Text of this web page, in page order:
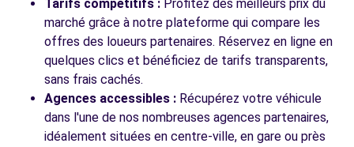
Tarifs compétitifs : Profitez des meilleurs prix du
marché grâce à notre plateforme qui compare les
offres des loueurs partenaires. Réservez en ligne en
quelques clics et bénéficiez de tarifs transparents,
sans frais cachés.
Agences accessibles : Récupérez votre véhicule
dans l'une de nos nombreuses agences partenaires,
idéalement situées en centre-ville, en gare ou près